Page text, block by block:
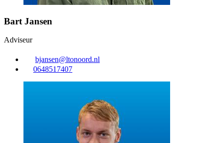
Bart Jansen
Adviseur
bjansen@ltonoord.nl
0648517407